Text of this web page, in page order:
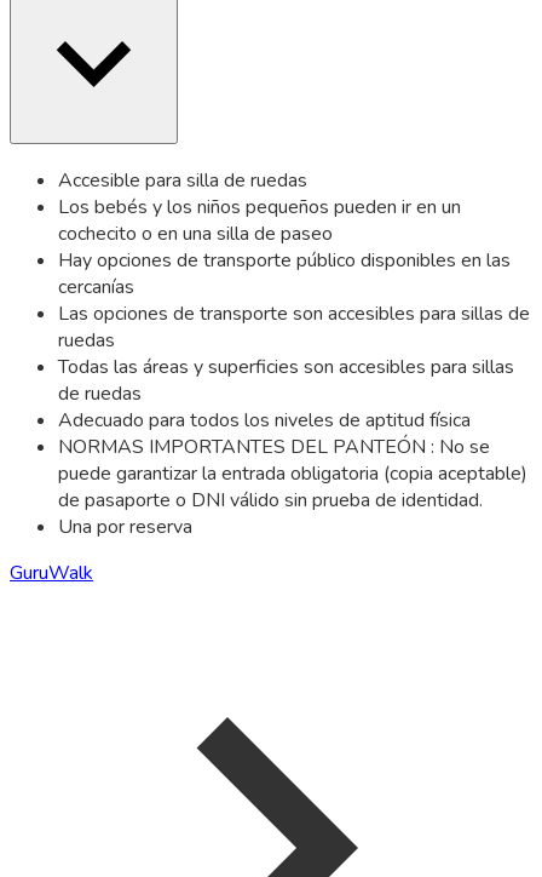
Accesible para silla de ruedas
Los bebés y los niños pequeños pueden ir en un
cochecito o en una silla de paseo
Hay opciones de transporte público disponibles en las
cercanías
Las opciones de transporte son accesibles para sillas de
ruedas
Todas las áreas y superficies son accesibles para sillas
de ruedas
Adecuado para todos los niveles de aptitud física
NORMAS IMPORTANTES DEL PANTEÓN : No se
puede garantizar la entrada obligatoria (copia aceptable)
de pasaporte o DNI válido sin prueba de identidad.
Una por reserva
GuruWalk